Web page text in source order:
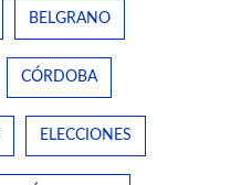
BELGRANO
CÓRDOBA
ELECCIONES